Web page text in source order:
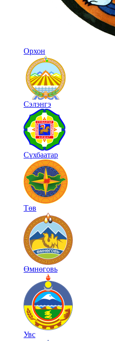
Орхон
Сэлэнгэ
Сүхбаатар
Төв
Өмнөговь
Увс